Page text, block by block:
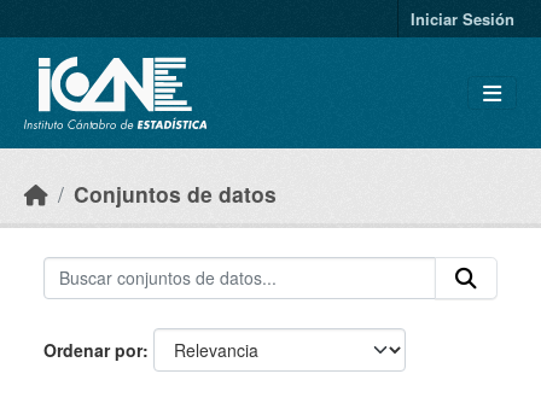
Iniciar Sesión
Conjuntos de datos
Ordenar por